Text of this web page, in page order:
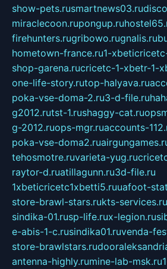
show-pets.rusmartnews03.ru
miraclecoon.rupongup.ru
firehunters.rugribowo.rugnalis.ru
hometown-france.ru1-
shop-garena.rucricetc-1-xbetr-1-
one-life-story.rutop-halyava.ru
poka-vse-doma-2.ru3-d-file.ru
g2012.rutst-1.rushaggy-cat.ru
g-2012.ruops-mgr.ruaccounts-
poka-vse-doma2.ru
tehosmotre.ruvarieta-yug.ru
raytor-d.ruatillagunn.ru3d-file.ru
1xbeticricetc1xbetti5.ruuafoot-
store-brawl-stars.rukts-services.ru
sindika-01.rusp-life.rux-legion.ru
e-abis-1-c.rusindika01.ruvenda-
store-brawlstars.ru
antenna-highly.rumine-lab-msk.ru